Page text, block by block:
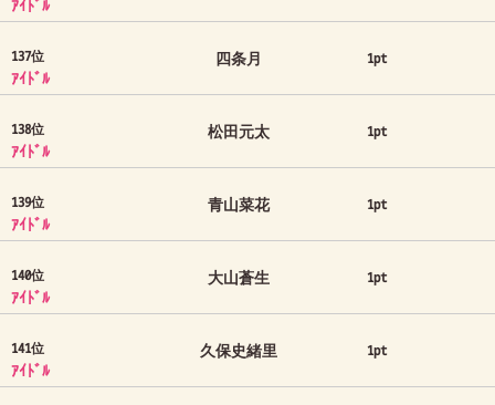
ｱｲﾄﾞﾙ
137位
ｱｲﾄﾞﾙ
四条月 1pt
138位
ｱｲﾄﾞﾙ
松田元太 1pt
139位
ｱｲﾄﾞﾙ
青山菜花 1pt
140位
ｱｲﾄﾞﾙ
大山蒼生 1pt
141位
ｱｲﾄﾞﾙ
久保史緒里 1pt